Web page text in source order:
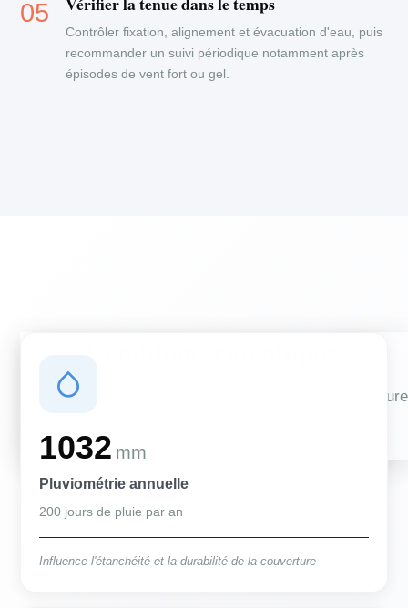
Contrôler fixation, alignement et évacuation d'eau, puis
recommander un suivi périodique notamment après
épisodes de vent fort ou gel.
Des conditions qui influencent vos travaux de couverture
1032 mm
Pluviométrie annuelle
200 jours de pluie par an
Influence l'étanchéité et la durabilité de la couverture